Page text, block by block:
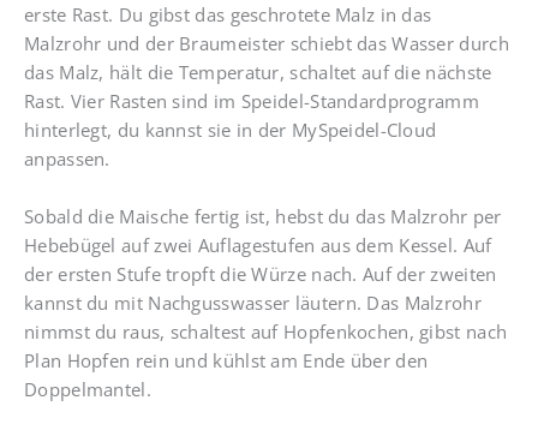
erste Rast. Du gibst das geschrotete Malz in das
Malzrohr und der Braumeister schiebt das Wasser durch
das Malz, hält die Temperatur, schaltet auf die nächste
Rast. Vier Rasten sind im Speidel-Standardprogramm
hinterlegt, du kannst sie in der MySpeidel-Cloud
anpassen.
Sobald die Maische fertig ist, hebst du das Malzrohr per
Hebebügel auf zwei Auflagestufen aus dem Kessel. Auf
der ersten Stufe tropft die Würze nach. Auf der zweiten
kannst du mit Nachgusswasser läutern. Das Malzrohr
nimmst du raus, schaltest auf Hopfenkochen, gibst nach
Plan Hopfen rein und kühlst am Ende über den
Doppelmantel.